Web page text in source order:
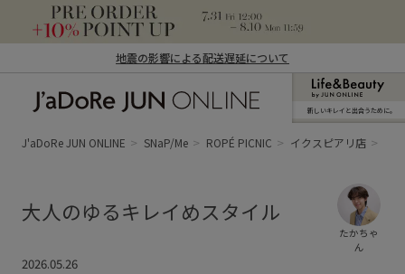
地震の影響による配送遅延について
ン オンライン）
新しいキレイと出合うために。
J'aDoRe JUN ONLINE SNaP/Me ROPÉ PICNIC イクスピアリ店
大人のゆるキレイめスタイル
たかちゃ
ん
2026.05.26